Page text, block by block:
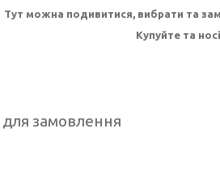
Тут можна подивитися, вибрати та
Купуйте та
для замовлення